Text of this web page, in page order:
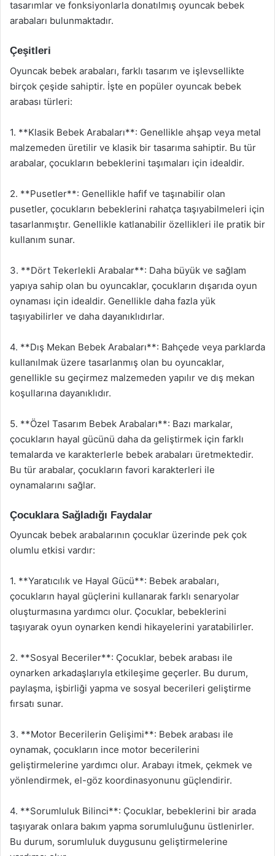
tasarımlar ve fonksiyonlarla donatılmış oyuncak bebek
arabaları bulunmaktadır.
Çeşitleri
Oyuncak bebek arabaları, farklı tasarım ve işlevsellikte
birçok çeşide sahiptir. İşte en popüler oyuncak bebek
arabası türleri:
1. **Klasik Bebek Arabaları**: Genellikle ahşap veya metal
malzemeden üretilir ve klasik bir tasarıma sahiptir. Bu tür
arabalar, çocukların bebeklerini taşımaları için idealdir.
2. **Pusetler**: Genellikle hafif ve taşınabilir olan
pusetler, çocukların bebeklerini rahatça taşıyabilmeleri için
tasarlanmıştır. Genellikle katlanabilir özellikleri ile pratik bir
kullanım sunar.
3. **Dört Tekerlekli Arabalar**: Daha büyük ve sağlam
yapıya sahip olan bu oyuncaklar, çocukların dışarıda oyun
oynaması için idealdir. Genellikle daha fazla yük
taşıyabilirler ve daha dayanıklıdırlar.
4. **Dış Mekan Bebek Arabaları**: Bahçede veya parklarda
kullanılmak üzere tasarlanmış olan bu oyuncaklar,
genellikle su geçirmez malzemeden yapılır ve dış mekan
koşullarına dayanıklıdır.
5. **Özel Tasarım Bebek Arabaları**: Bazı markalar,
çocukların hayal gücünü daha da geliştirmek için farklı
temalarda ve karakterlerle bebek arabaları üretmektedir.
Bu tür arabalar, çocukların favori karakterleri ile
oynamalarını sağlar.
Çocuklara Sağladığı Faydalar
Oyuncak bebek arabalarının çocuklar üzerinde pek çok
olumlu etkisi vardır:
1. **Yaratıcılık ve Hayal Gücü**: Bebek arabaları,
çocukların hayal güçlerini kullanarak farklı senaryolar
oluşturmasına yardımcı olur. Çocuklar, bebeklerini
taşıyarak oyun oynarken kendi hikayelerini yaratabilirler.
2. **Sosyal Beceriler**: Çocuklar, bebek arabası ile
oynarken arkadaşlarıyla etkileşime geçerler. Bu durum,
paylaşma, işbirliği yapma ve sosyal becerileri geliştirme
fırsatı sunar.
3. **Motor Becerilerin Gelişimi**: Bebek arabası ile
oynamak, çocukların ince motor becerilerini
geliştirmelerine yardımcı olur. Arabayı itmek, çekmek ve
yönlendirmek, el-göz koordinasyonunu güçlendirir.
4. **Sorumluluk Bilinci**: Çocuklar, bebeklerini bir arada
taşıyarak onlara bakım yapma sorumluluğunu üstlenirler.
Bu durum, sorumluluk duygusunu geliştirmelerine